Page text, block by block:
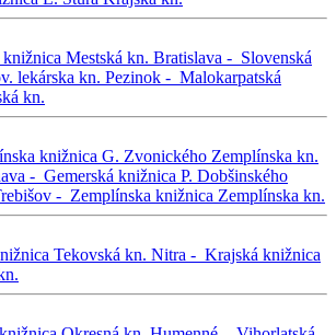
knižnica Mestská kn. Bratislava - Slovenská
lekárska kn. Pezinok - Malokarpatská
kn.
knižnica G. Zvonického Zemplínska kn.
- Gemerská knižnica P. Dobšinského
- Zemplínska knižnica Zemplínska kn.
Tekovská kn. Nitra - Krajská knižnica